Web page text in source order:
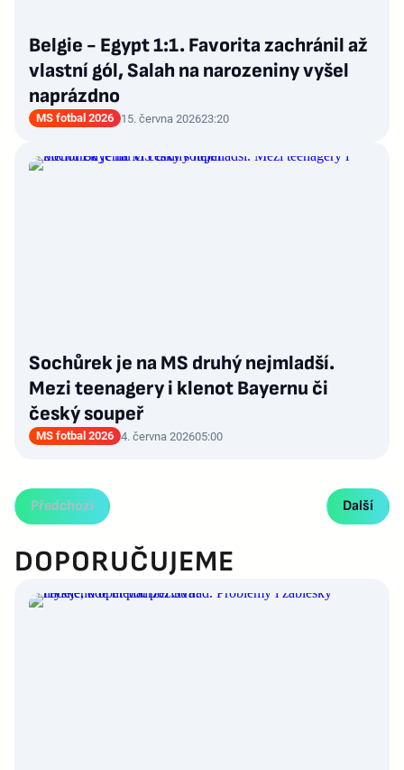
Belgie - Egypt 1:1. Favorita zachránil až
vlastní gól, Salah na narozeniny vyšel
naprázdno
MS fotbal 2026 15. června 202623:20
Sochůrek je na MS druhý nejmladší.
Mezi teenagery i klenot Bayernu či
český soupeř
MS fotbal 2026 4. června 202605:00
Předchozí Další
DOPORUČUJEME